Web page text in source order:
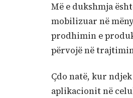
Më e dukshmja
mobilizuar në
prodhimin e
përvojë në
Çdo natë, kur
aplikacionit në